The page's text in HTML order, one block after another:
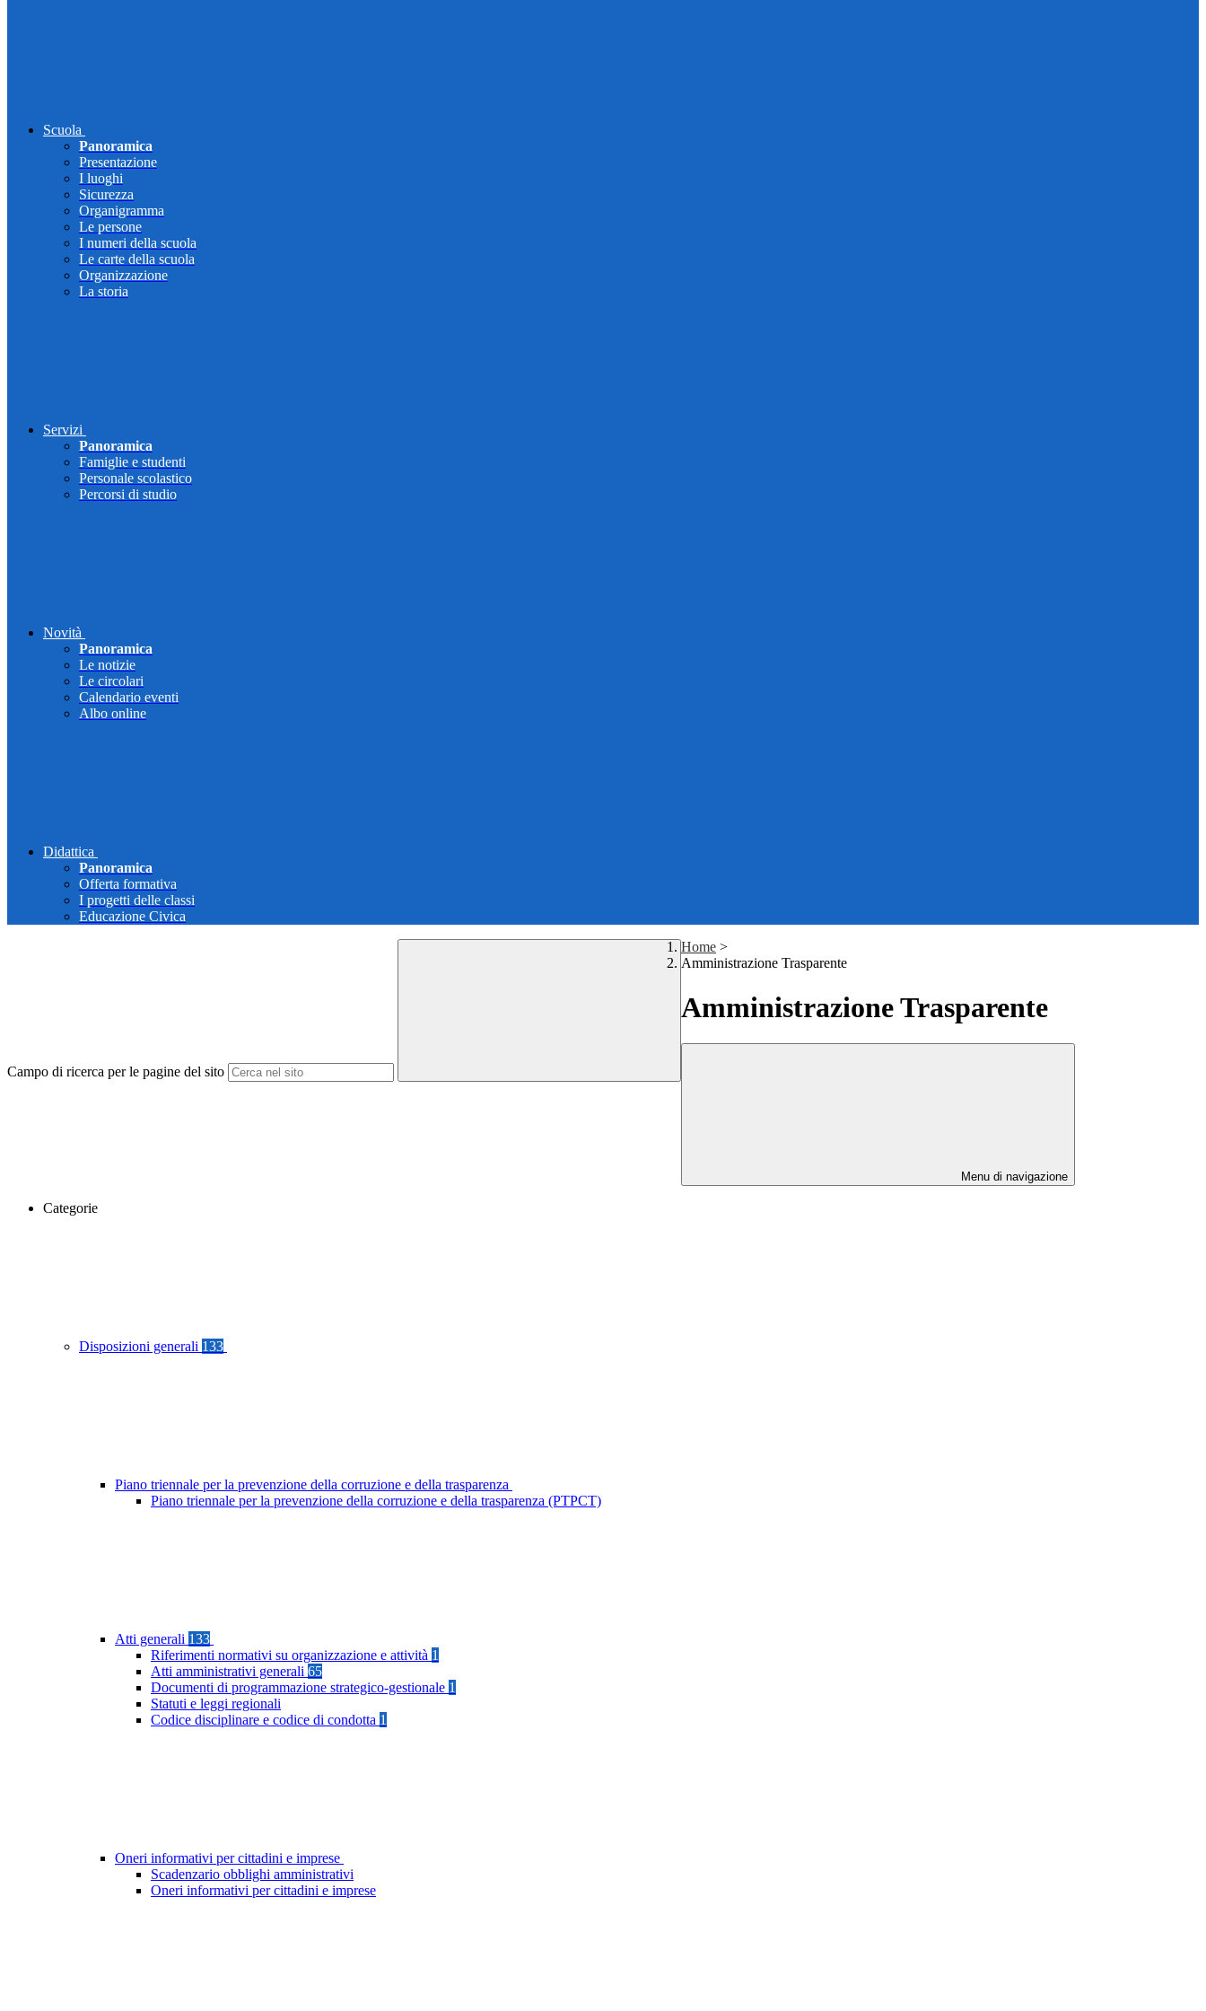
Scuola
Panoramica
Presentazione
I luoghi
Sicurezza
Organigramma
Le persone
I numeri della scuola
Le carte della scuola
Organizzazione
La storia
Servizi
Panoramica
Famiglie e studenti
Personale scolastico
Percorsi di studio
Novità
Panoramica
Le notizie
Le circolari
Calendario eventi
Albo online
Didattica
Panoramica
Offerta formativa
I progetti delle classi
Educazione Civica
Campo di ricerca per le pagine del sito
Home >
Amministrazione Trasparente
Amministrazione Trasparente
Menu di navigazione
Categorie
Disposizioni generali 133
Piano triennale per la prevenzione della corruzione e della trasparenza
Piano triennale per la prevenzione della corruzione e della trasparenza (PTPCT)
Atti generali 133
Riferimenti normativi su organizzazione e attività 1
Atti amministrativi generali 65
Documenti di programmazione strategico-gestionale 1
Statuti e leggi regionali
Codice disciplinare e codice di condotta 1
Oneri informativi per cittadini e imprese
Scadenzario obblighi amministrativi
Oneri informativi per cittadini e imprese